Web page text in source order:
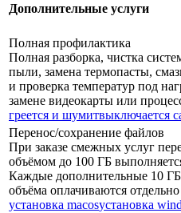
Дополнительные услуги
Полная профилактика
Полная разборка, чистка
пыли, замена термопасты,
и проверка температур под
замене видеокарты или
греется и шумитвыключается
Перенос/сохранение файлов
При заказе смежных услуг
объёмом до 100 ГБ
Каждые дополнительные 10 ГБ
объёма оплачиваются отдельно
установка macosустановка